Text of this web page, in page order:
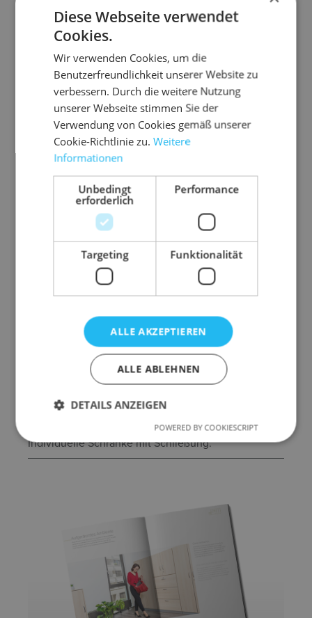
Individuelle Schränke mit Schließung.
Diese Webseite verwendet
Cookies.
Wir verwenden Cookies, um die
Benutzerfreundlichkeit unserer Website zu
verbessern. Durch die weitere Nutzung
unserer Webseite stimmen Sie der
Verwendung von Cookies gemäß unserer
Cookie-Richtlinie zu.Weitere
Informationen
Unbedingt
erforderlich
Performance
Targeting Funktionalität
ALLE AKZEPTIEREN
ALLE ABLEHNEN
DETAILS ANZEIGEN
POWERED BY COOKIESCRIPT